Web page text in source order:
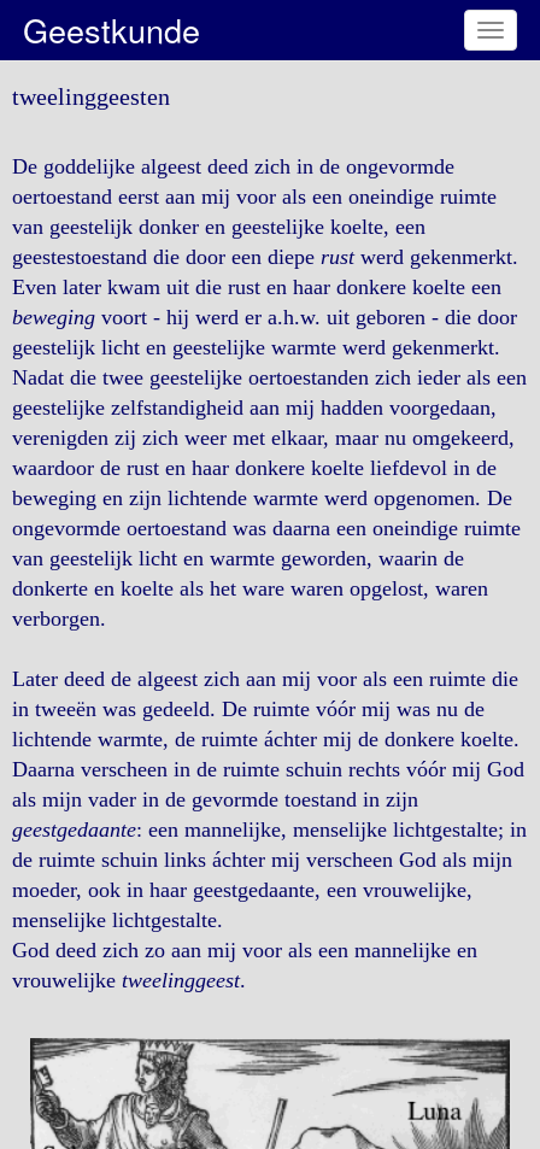
Toggle
Geestkunde
tweelinggeesten
De goddelijke algeest deed zich in de ongevormde
oertoestand eerst aan mij voor als een oneindige ruimte
van geestelijk donker en geestelijke koelte, een
geestestoestand die door een diepe rustwerd gekenmerkt.
Even later kwam uit die rust en haar donkere koelte een
beweging voort - hij werd er a.h.w. uit geboren - die door
geestelijk licht en geestelijke warmte werd gekenmerkt.
Nadat die twee geestelijke oertoestanden zich ieder als een
geestelijke zelfstandigheid aan mij hadden voorgedaan,
verenigden zij zich weer met elkaar, maar nu omgekeerd,
waardoor de rust en haar donkere koelte liefdevol in de
beweging en zijn lichtende warmte werd opgenomen. De
ongevormde oertoestand was daarna een oneindige ruimte
van geestelijk licht en warmte geworden, waarin de
donkerte en koelte als het ware waren opgelost, waren
verborgen.
Later deed de algeest zich aan mij voor als een ruimte die
in tweeën was gedeeld. De ruimte vóór mij was nu de
lichtende warmte, de ruimte áchter mij de donkere koelte.
Daarna verscheen in de ruimte schuin rechts vóór mij God
als mijn vader in de gevormde toestand in zijn
geestgedaante: een mannelijke, menselijke lichtgestalte; in
de ruimte schuin links áchter mij verscheen God als mijn
moeder, ook in haar geestgedaante, een vrouwelijke,
menselijke lichtgestalte.
God deed zich zo aan mij voor als een mannelijke en
vrouwelijke tweelinggeest.